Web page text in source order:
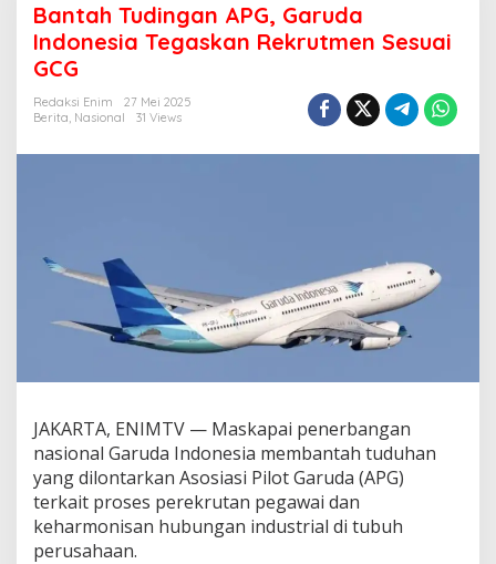
n
t
a
i
G
,
G
a
I
n
d
o
n
Bantah Tudingan APG, Garuda
Indonesia Tegaskan Rekrutmen Sesuai
GCG
Redaksi Enim
27 Mei 2025
Berita, Nasional 31 Views
JAKARTA, ENIMTV — Maskapai penerbangan
nasional Garuda Indonesia membantah tuduhan
yang dilontarkan Asosiasi Pilot Garuda (APG)
terkait proses perekrutan pegawai dan
keharmonisan hubungan industrial di tubuh
perusahaan.